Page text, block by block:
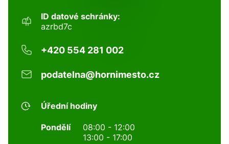
ID datové schránky:
azrbd7c
+420 554 281 002
podatelna@hornimesto.cz
Úřední hodiny
Pondělí
08:00 - 12:00
13:00 - 17:00